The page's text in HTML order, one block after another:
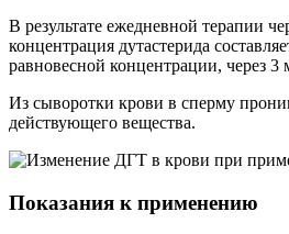
В результате ежедневной терапии
концентрация дутастерида
равновесной концентрации, через 3
Из сыворотки крови в сперму
действующего вещества.
Показания к применению